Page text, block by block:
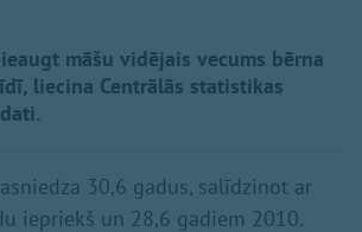
māšu vidējais vecums bērna
liecina Centrālās statistikas
30,6 gadus, salīdzinot ar
iepriekš un 28,6 gadiem 2010.